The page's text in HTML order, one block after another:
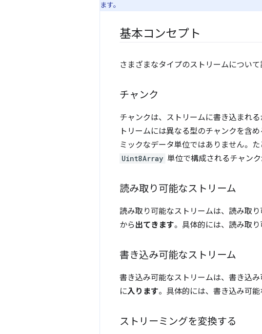
ます。
基本コンセプト
さまざまなタイプのストリームについ
チャンク
チャンクは、ストリームに書き込まれ
トリームには異なる型のチャンクを含
ミックなデータ単位ではありません。
Uint8Array 単位で構成されるチャンク
読み取り可能なストリーム
読み取り可能なストリームは、読み取
から出てきます。具体的には、読み取
書き込み可能なストリーム
書き込み可能なストリームは、書き込
に入ります。具体的には、書き込み可
ストリーミングを変換する